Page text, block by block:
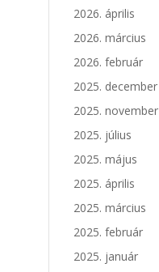
2026. április
2026. március
2026. február
2025. december
2025. november
2025. július
2025. május
2025. április
2025. március
2025. február
2025. január